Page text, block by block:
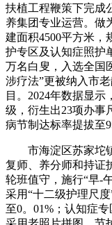
扶植工程鞭策下完成
养集团专业运营。做
建面积4500平方米，
护专区及认知症照护
万名白叟，入选全国
涉疗法”更被纳入市
目。2024年数据显示
级，衍生出23项办事
病节制达标率提拔至
市海淀区苏家坨镇
复师、养分师和持证
轮班值守，施行“早-
采用“十二级护理尺
至0。01%；认知症